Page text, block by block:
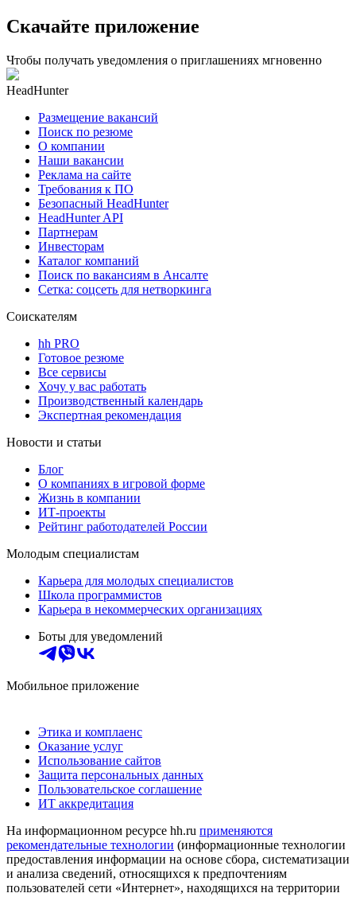
Скачайте приложение
Чтобы получать уведомления о приглашениях мгновенно
HeadHunter
Размещение вакансий
Поиск по резюме
О компании
Наши вакансии
Реклама на сайте
Требования к ПО
Безопасный HeadHunter
HeadHunter API
Партнерам
Инвесторам
Каталог компаний
Поиск по вакансиям в Ансалте
Сетка: соцсеть для нетворкинга
Соискателям
hh PRO
Готовое резюме
Все сервисы
Хочу у вас работать
Производственный календарь
Экспертная рекомендация
Новости и статьи
Блог
О компаниях в игровой форме
Жизнь в компании
ИТ-проекты
Рейтинг работодателей России
Молодым специалистам
Карьера для молодых специалистов
Школа программистов
Карьера в некоммерческих организациях
Боты для уведомлений
Мобильное приложение
Этика и комплаенс
Оказание услуг
Использование сайтов
Защита персональных данных
Пользовательское соглашение
ИТ аккредитация
На информационном ресурсе hh.ru применяются
рекомендательные технологии (информационные технологии
предоставления информации на основе сбора, систематизации
и анализа сведений, относящихся к предпочтениям
пользователей сети «Интернет», находящихся на территории